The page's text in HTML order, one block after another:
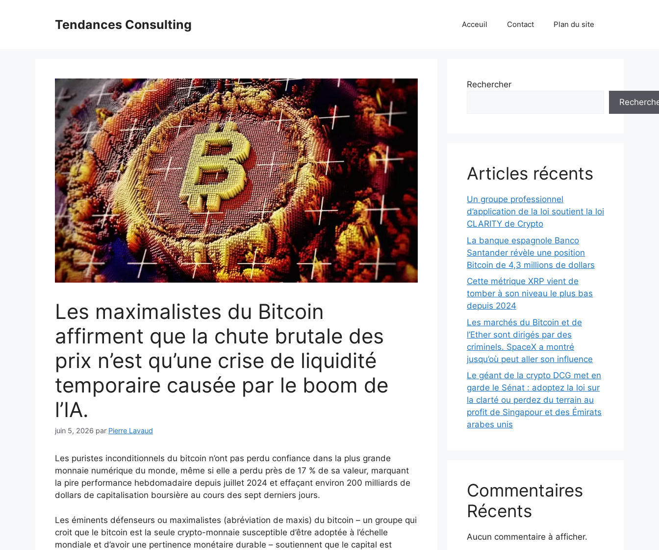
Tendances Consulting Acceuil Contact Plan du site
Les maximalistes du Bitcoin
affirment que la chute brutale des
prix n’est qu’une crise de liquidité
temporaire causée par le boom de
l’IA.
juin 5, 2026 par Pierre Lavaud
Les puristes inconditionnels du bitcoin n’ont pas perdu confiance dans la plus grande
monnaie numérique du monde, même si elle a perdu près de 17 % de sa valeur, marquant
la pire performance hebdomadaire depuis juillet 2024 et effaçant environ 200 milliards de
dollars de capitalisation boursière au cours des sept derniers jours.
Les éminents défenseurs ou maximalistes (abréviation de maxis) du bitcoin – un groupe qui
croit que le bitcoin est la seule crypto-monnaie susceptible d’être adoptée à l’échelle
mondiale et d’avoir une pertinence monétaire durable – soutiennent que le capital est
Rechercher
Articles récents
Un groupe professionnel
d’application de la loi soutient la loi
CLARITY de Crypto
La banque espagnole Banco
Santander révèle une position
Bitcoin de 4,3 millions de dollars
Cette métrique XRP vient de
tomber à son niveau le plus bas
depuis 2024
Les marchés du Bitcoin et de
l’Ether sont dirigés par des
criminels. SpaceX a montré
jusqu’où peut aller son influence
Le géant de la crypto DCG met en
garde le Sénat : adoptez la loi sur
la clarté ou perdez du terrain au
profit de Singapour et des Émirats
arabes unis
Commentaires
Récents
Aucun commentaire à afficher.